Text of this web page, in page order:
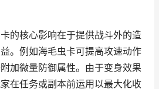
的核心影响在于提供战斗外的造
。例如海毛虫卡可提高攻速动作
加微量防御属性。由于变身效果
在任务或副本前运用以最大化收